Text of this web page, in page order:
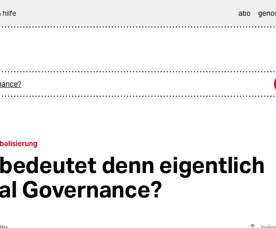
hilfe abo
denn eigentlich
Governance?